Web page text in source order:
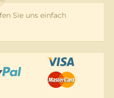
Sie uns einfach